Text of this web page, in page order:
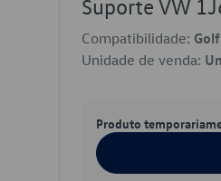
Suporte VW
Compatibilidade: Golf
Unidade de venda:
Produto